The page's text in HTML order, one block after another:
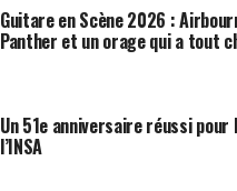
Guitare en Scène 2026 :
Panther et un orage qui a tout
Un 51e anniversaire réussi pour
l’INSA